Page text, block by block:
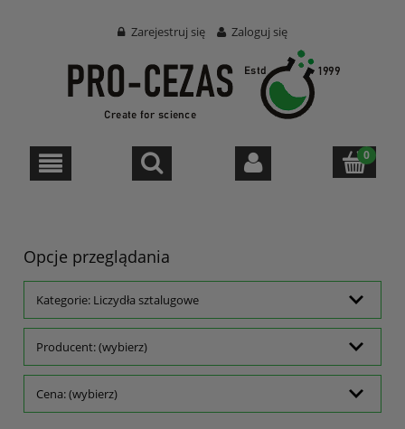
Zarejestruj się Zaloguj się
Opcje przeglądania
Kategorie: Liczydła sztalugowe
Producent: (wybierz)
Cena: (wybierz)